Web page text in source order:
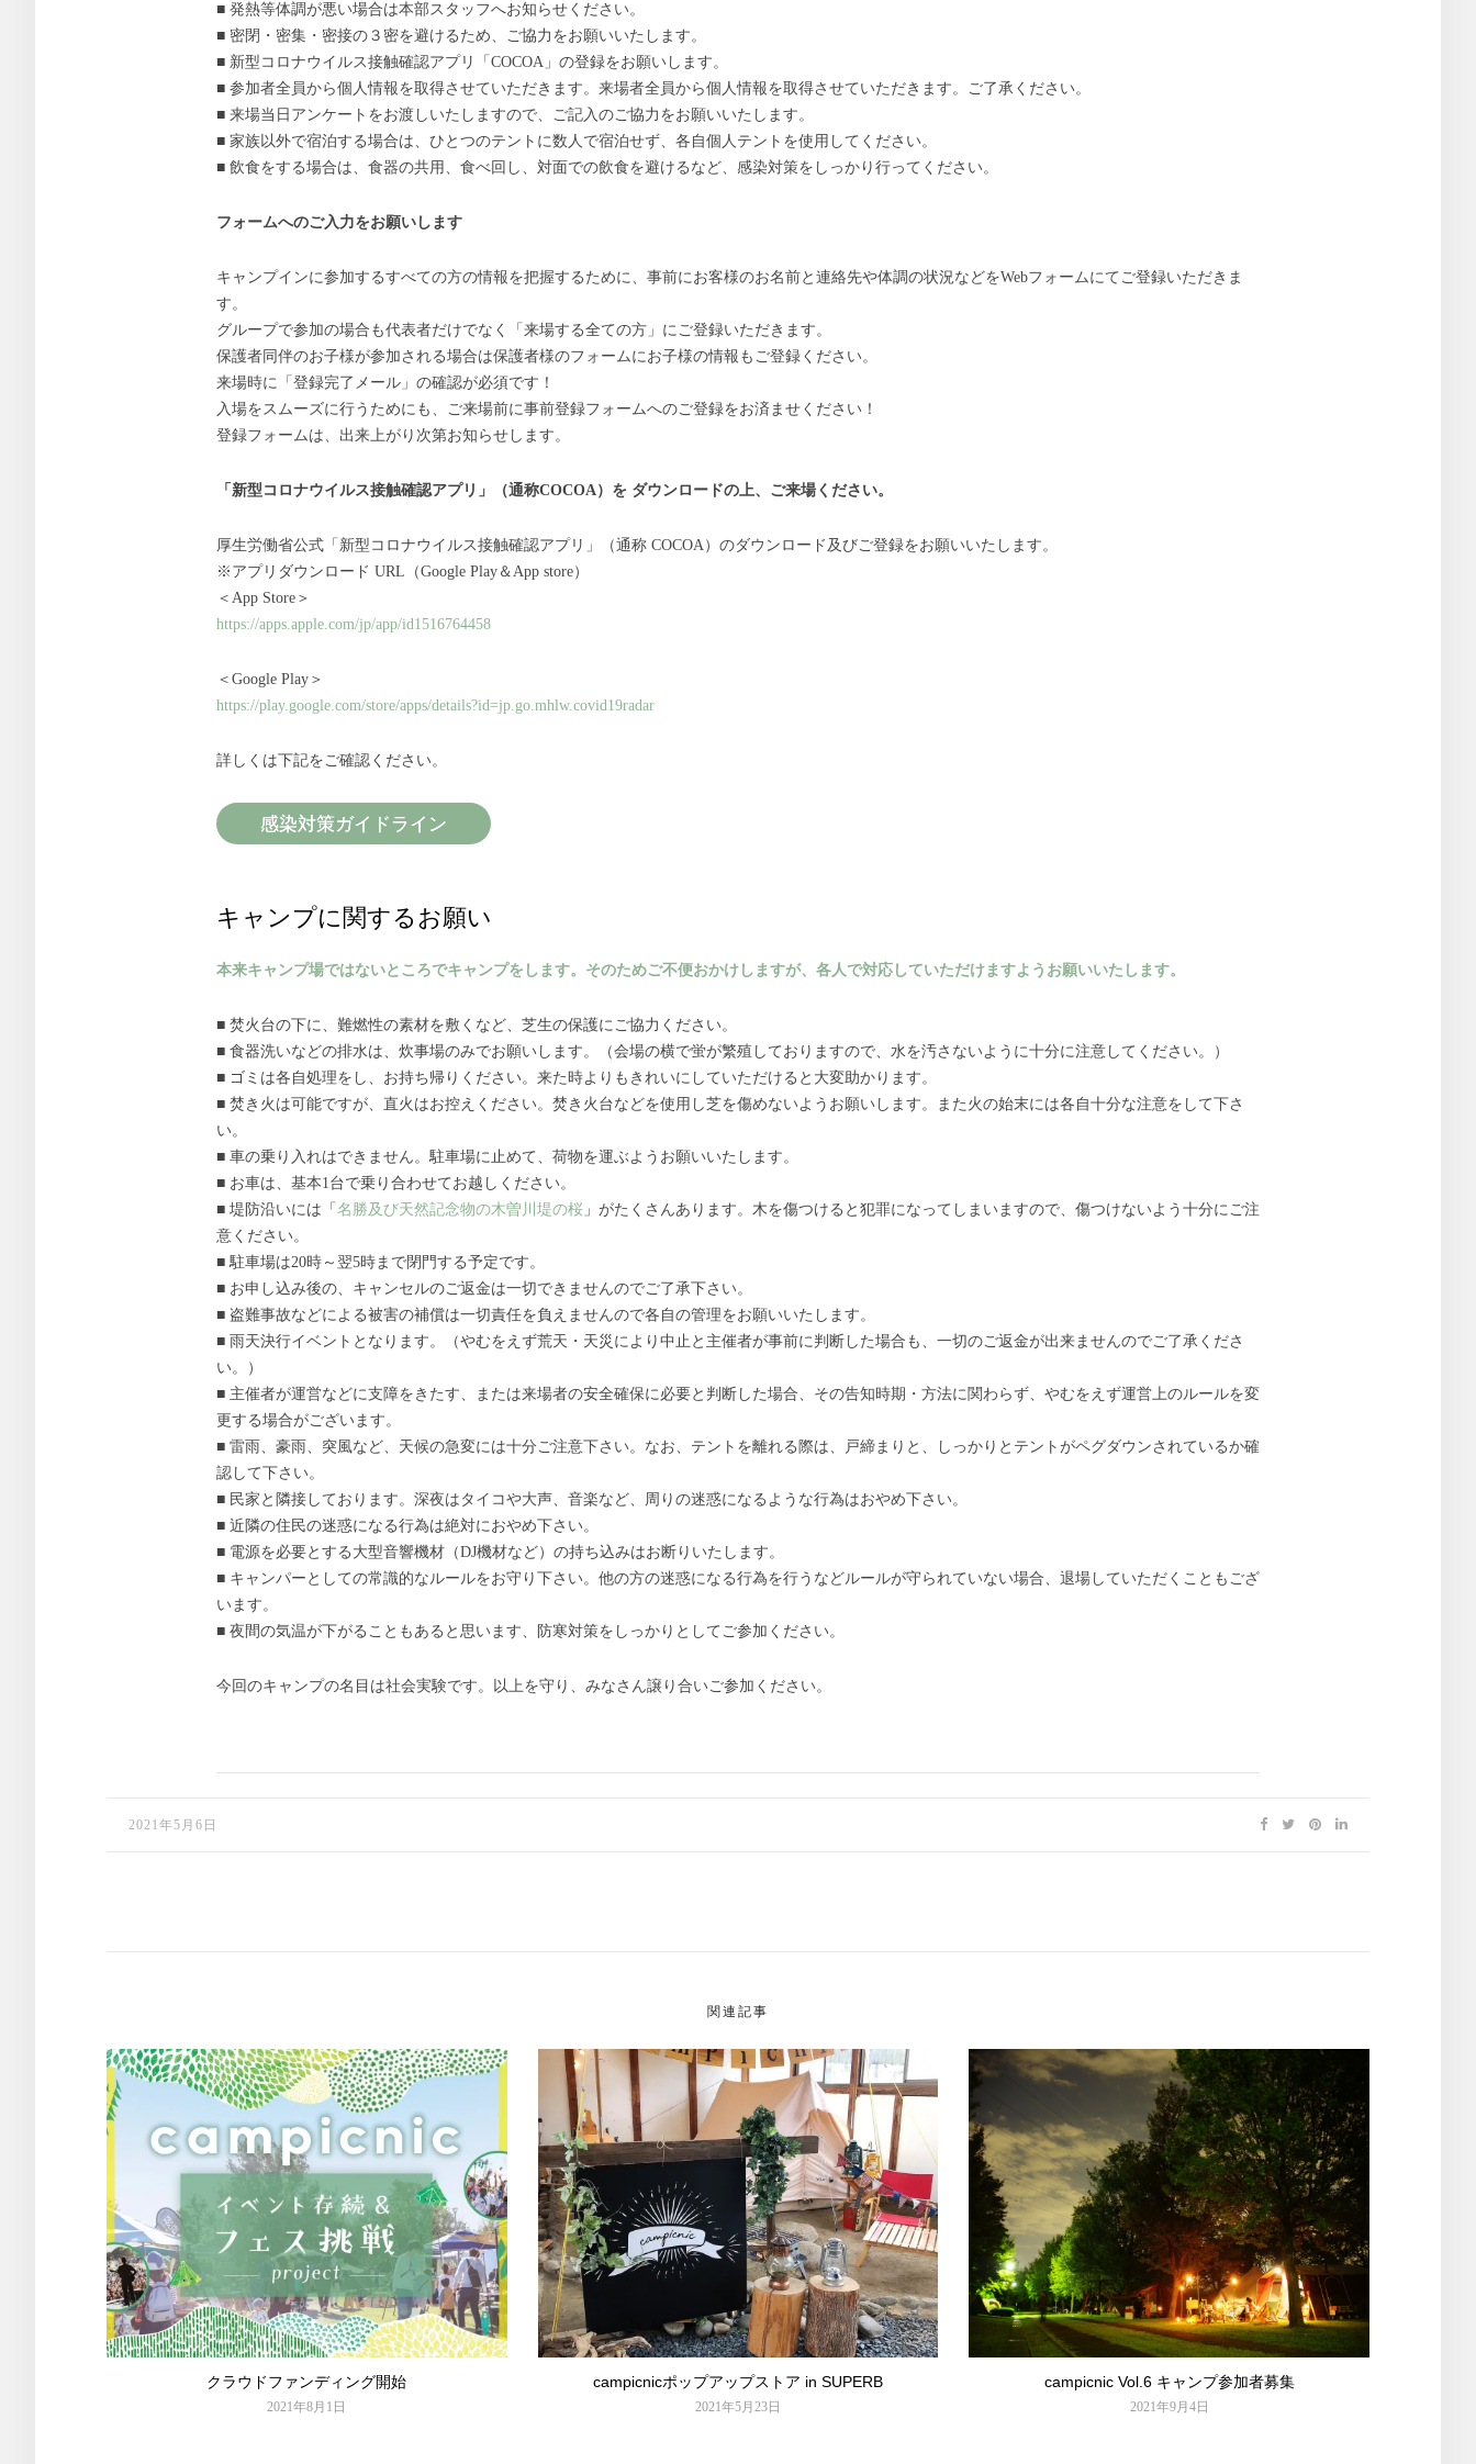
■ 発熱等体調が悪い場合は本部スタッフへお知らせください。
■ 密閉・密集・密接の３密を避けるため、ご協力をお願いいたします。
■ 新型コロナウイルス接触確認アプリ「COCOA」の登録をお願いします。
■ 参加者全員から個人情報を取得させていただきます。来場者全員から個人情報を取得させていただきます。ご了承ください。
■ 来場当日アンケートをお渡しいたしますので、ご記入のご協力をお願いいたします。
■ 家族以外で宿泊する場合は、ひとつのテントに数人で宿泊せず、各自個人テントを使用してください。
■ 飲食をする場合は、食器の共用、食べ回し、対面での飲食を避けるなど、感染対策をしっかり行ってください。
フォームへのご入力をお願いします
キャンプインに参加するすべての方の情報を把握するために、事前にお客様のお名前と連絡先や体調の状況などをWebフォームにてご登録いただきま
す。
グループで参加の場合も代表者だけでなく「来場する全ての方」にご登録いただきます。
保護者同伴のお子様が参加される場合は保護者様のフォームにお子様の情報もご登録ください。
来場時に「登録完了メール」の確認が必須です！
入場をスムーズに行うためにも、ご来場前に事前登録フォームへのご登録をお済ませください！
登録フォームは、出来上がり次第お知らせします。
「新型コロナウイルス接触確認アプリ」（通称COCOA）を ダウンロードの上、ご来場ください。
厚生労働省公式「新型コロナウイルス接触確認アプリ」（通称 COCOA）のダウンロード及びご登録をお願いいたします。
※アプリダウンロード URL（Google Play＆App store）
＜App Store＞
https://apps.apple.com/jp/app/id1516764458
＜Google Play＞
https://play.google.com/store/apps/details?id=jp.go.mhlw.covid19radar
詳しくは下記をご確認ください。
感染対策ガイドライン
キャンプに関するお願い
本来キャンプ場ではないところでキャンプをします。そのためご不便おかけしますが、各人で対応していただけますようお願いいたします。
■ 焚火台の下に、難燃性の素材を敷くなど、芝生の保護にご協力ください。
■ 食器洗いなどの排水は、炊事場のみでお願いします。（会場の横で蛍が繁殖しておりますので、水を汚さないように十分に注意してください。）
■ ゴミは各自処理をし、お持ち帰りください。来た時よりもきれいにしていただけると大変助かります。
■ 焚き火は可能ですが、直火はお控えください。焚き火台などを使用し芝を傷めないようお願いします。また火の始末には各自十分な注意をして下さ
い。
■ 車の乗り入れはできません。駐車場に止めて、荷物を運ぶようお願いいたします。
■ お車は、基本1台で乗り合わせてお越しください。
■ 堤防沿いには「 名勝及び天然記念物の木曽川堤の桜 」がたくさんあります。木を傷つけると犯罪になってしまいますので、傷つけないよう十分にご注
意ください。
■ 駐車場は20時～翌5時まで閉門する予定です。
■ お申し込み後の、キャンセルのご返金は一切できませんのでご了承下さい。
■ 盗難事故などによる被害の補償は一切責任を負えませんので各自の管理をお願いいたします。
■ 雨天決行イベントとなります。（やむをえず荒天・天災により中止と主催者が事前に判断した場合も、一切のご返金が出来ませんのでご了承くださ
い。）
■ 主催者が運営などに支障をきたす、または来場者の安全確保に必要と判断した場合、その告知時期・方法に関わらず、やむをえず運営上のルールを変
更する場合がございます。
■ 雷雨、豪雨、突風など、天候の急変には十分ご注意下さい。なお、テントを離れる際は、戸締まりと、しっかりとテントがペグダウンされているか確
認して下さい。
■ 民家と隣接しております。深夜はタイコや大声、音楽など、周りの迷惑になるような行為はおやめ下さい。
■ 近隣の住民の迷惑になる行為は絶対におやめ下さい。
■ 電源を必要とする大型音響機材（DJ機材など）の持ち込みはお断りいたします。
■ キャンパーとしての常識的なルールをお守り下さい。他の方の迷惑になる行為を行うなどルールが守られていない場合、退場していただくこともござ
います。
■ 夜間の気温が下がることもあると思います、防寒対策をしっかりとしてご参加ください。
今回のキャンプの名目は社会実験です。以上を守り、みなさん譲り合いご参加ください。
2021年5月6日
関連記事
クラウドファンディング開始
2021年8月1日
campicnicポップアップストア in SUPERB
2021年5月23日
campicnic Vol.6 キャンプ参加者募集
2021年9月4日